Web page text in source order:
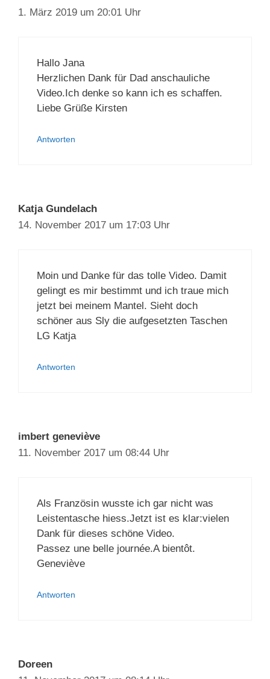
1. März 2019 um 20:01 Uhr
Hallo Jana
Herzlichen Dank für Dad anschauliche
Video.Ich denke so kann ich es schaffen.
Liebe Grüße Kirsten
Antworten
Katja Gundelach
14. November 2017 um 17:03 Uhr
Moin und Danke für das tolle Video. Damit
gelingt es mir bestimmt und ich traue mich
jetzt bei meinem Mantel. Sieht doch
schöner aus Sly die aufgesetzten Taschen
LG Katja
Antworten
imbert geneviève
11. November 2017 um 08:44 Uhr
Als Französin wusste ich gar nicht was
Leistentasche hiess.Jetzt ist es klar:vielen
Dank für dieses schöne Video.
Passez une belle journée.A bientôt.
Geneviève
Antworten
Doreen